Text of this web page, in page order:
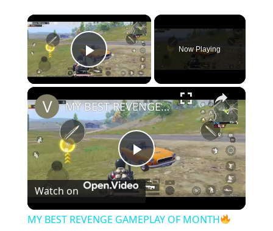
×
Play Video
Now Playing
×
P
l
MY BEST REVENGE GAMEPLAY OF MONTH
Watch on
MY BEST REVENGE GAMEPLAY OF MONTH